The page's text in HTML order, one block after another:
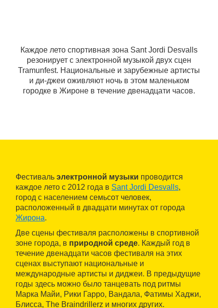
Каждое лето спортивная зона Sant Jordi Desvalls
резонирует с электронной музыкой двух сцен
Tramunfest. Национальные и зарубежные артисты
и ди-джеи оживляют ночь в этом маленьком
городке в Жироне в течение двенадцати часов.
Фестиваль электронной музыки проводится
каждое лето с 2012 года в Sant Jordi Desvalls,
город с населением семьсот человек,
расположенный в двадцати минутах от города
Жирона.
Две сцены фестиваля расположены в спортивной
зоне города, в природной среде. Каждый год в
течение двенадцати часов фестиваля на этих
сценах выступают национальные и
международные артисты и диджеи. В предыдущие
годы здесь можно было танцевать под ритмы
Марка Майи, Рики Гарро, Вандала, Фатимы Хаджи,
Блисса, The Braindrillerz и многих других.